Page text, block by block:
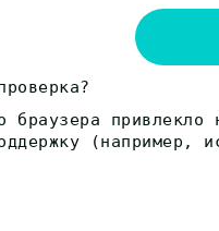
браузера привлекло
(например,